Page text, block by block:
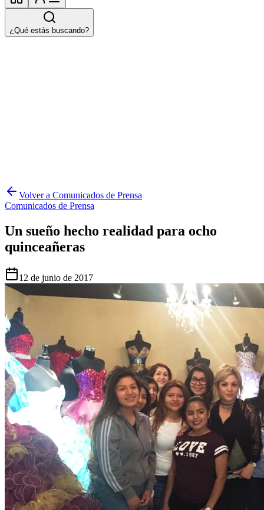
¿Qué estás buscando?
Volver a Comunicados de Prensa
Comunicados de Prensa
Un sueño hecho realidad para ocho
quinceañeras
12 de junio de 2017